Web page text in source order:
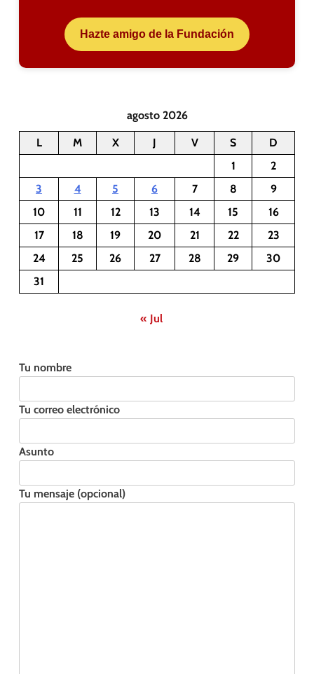
Hazte amigo de la Fundación
agosto 2026
L M X J V S
D
1
2
3
4 5 6 7 8
9
10
11 12 13 14 15
16
17
18 19 20 21 22
23
24
25 26 27 28 29
30
31
« Jul
Tu nombre
Tu correo electrónico
Asunto
Tu mensaje (opcional)